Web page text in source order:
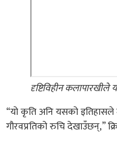
दृष्टिविहीन
“यो कृति अनि यसको इतिहासले
गौरवप्रतिको रुचि देखाउँछन्,”